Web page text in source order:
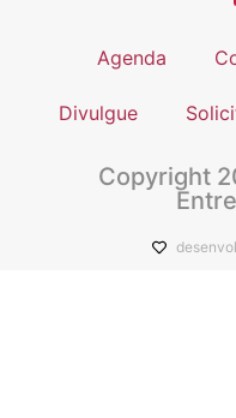
Agenda
Divulgue
Copyright